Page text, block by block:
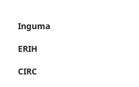
Inguma
ERIH
CIRC